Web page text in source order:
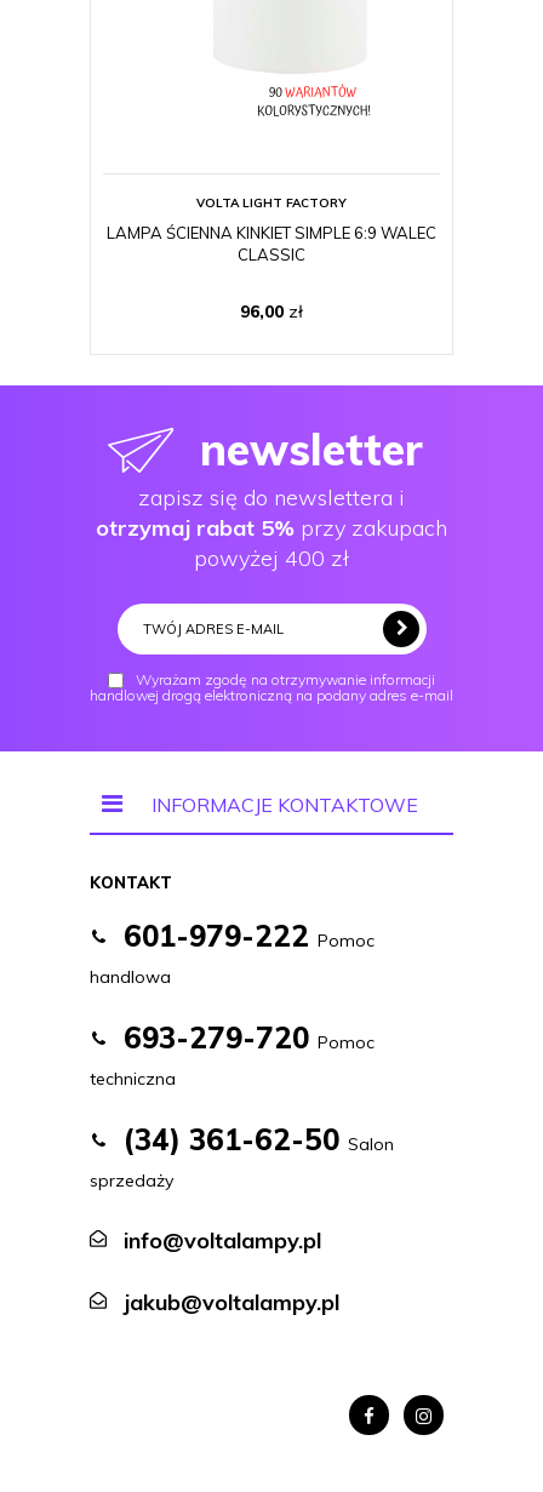
VOLTA LIGHT FACTORY
LAMPA ŚCIENNA KINKIET SIMPLE 6:9 WALEC
CLASSIC
96,00 zł
newsletter
zapisz się do newslettera i
otrzymaj rabat 5% przy zakupach
powyżej 400 zł
Wyrażam zgodę na otrzymywanie informacji
handlowej drogą elektroniczną na podany adres e-mail
INFORMACJE KONTAKTOWE
KONTAKT
601-979-222 Pomoc
handlowa
693-279-720 Pomoc
techniczna
(34) 361-62-50 Salon
sprzedaży
info@voltalampy.pl
jakub@voltalampy.pl